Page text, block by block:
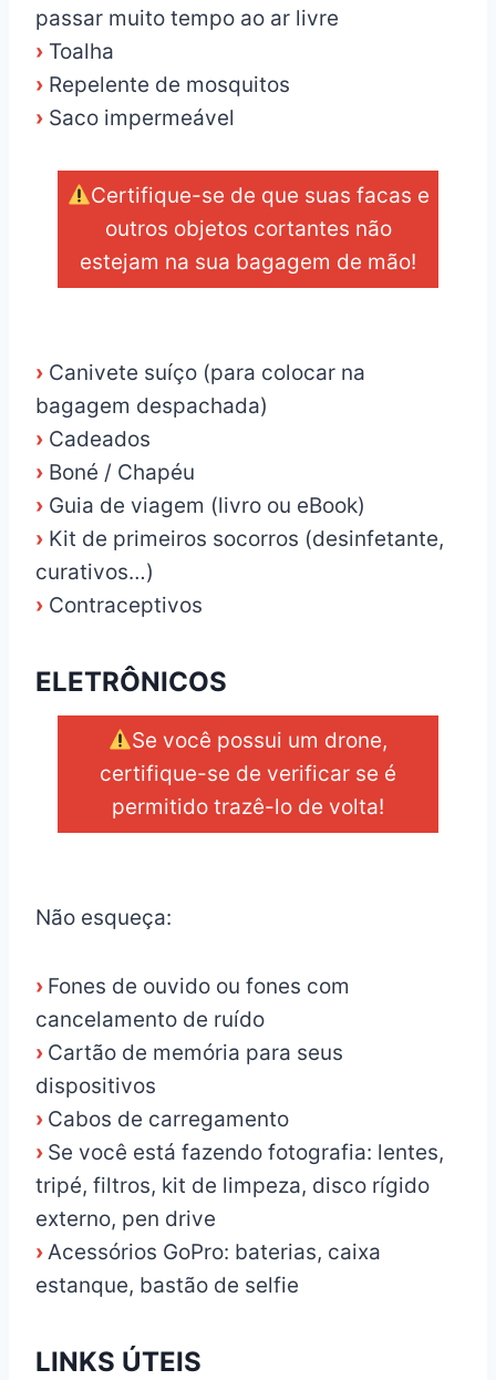
passar muito tempo ao ar livre
› Toalha
› Repelente de mosquitos
› Saco impermeável
Certifique-se de que suas facas e
outros objetos cortantes não
estejam na sua bagagem de mão!
› Canivete suíço (para colocar na
bagagem despachada)
› Cadeados
› Boné / Chapéu
› Guia de viagem (livro ou eBook)
› Kit de primeiros socorros (desinfetante,
curativos…)
› Contraceptivos
ELETRÔNICOS
Se você possui um drone,
certifique-se de verificar se é
permitido trazê-lo de volta!
Não esqueça:
› Fones de ouvido ou fones com
cancelamento de ruído
› Cartão de memória para seus
dispositivos
› Cabos de carregamento
› Se você está fazendo fotografia: lentes,
tripé, filtros, kit de limpeza, disco rígido
externo, pen drive
›Acessórios GoPro: baterias, caixa
estanque, bastão de selfie
LINKS ÚTEIS